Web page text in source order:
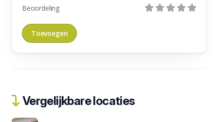
Beoordeling
Vergelijkbare locaties